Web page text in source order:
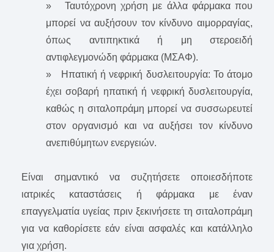
» Ταυτόχρονη χρήση με άλλα φάρμακα που
μπορεί να αυξήσουν τον κίνδυνο αιμορραγίας,
όπως αντιπηκτικά ή μη στεροειδή
αντιφλεγμονώδη φάρμακα (ΜΣΑΦ).
» Ηπατική ή νεφρική δυσλειτουργία: Το άτομο
έχει σοβαρή ηπατική ή νεφρική δυσλειτουργία,
καθώς η σιταλοπράμη μπορεί να συσσωρευτεί
στον οργανισμό και να αυξήσει τον κίνδυνο
ανεπιθύμητων ενεργειών.
Είναι σημαντικό να συζητήσετε οποιεσδήποτε
ιατρικές καταστάσεις ή φάρμακα με έναν
επαγγελματία υγείας πριν ξεκινήσετε τη σιταλοπράμη
για να καθορίσετε εάν είναι ασφαλές και κατάλληλο
για χρήση.